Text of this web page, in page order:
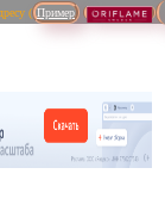
( Пример